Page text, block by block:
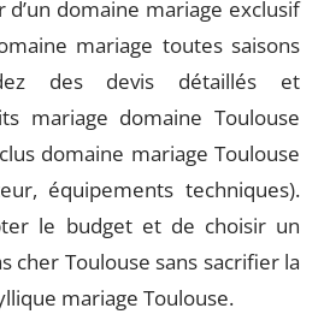
domaine mariage exclusif
mariage toutes saisons
des devis détaillés et
mariage domaine Toulouse
domaine mariage Toulouse
équipements techniques).
le budget et de choisir un
cher Toulouse sans sacrifier la
mariage Toulouse.